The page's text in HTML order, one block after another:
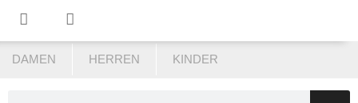
DAMEN HERREN KINDER